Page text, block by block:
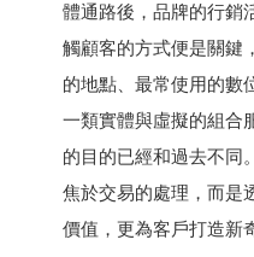
體通路後，品牌的行銷
觸顧客的方式便是關鍵
的地點、最常使用的數
一類實體與虛擬的組合
的目的已經和過去不同
焦於交易的處理，而是
價值，更為客戶打造新